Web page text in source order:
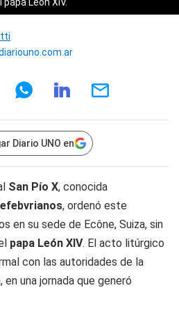
Diario UNO en
San Pío X, conocida
, ordenó este
en su sede de Ecône, Suiza, sin
papa León XIV. El acto litúrgico
con las autoridades de la
en una jornada que generó